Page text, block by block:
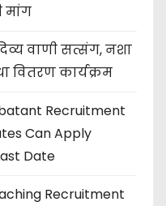
मांग
वाणी सत्संग, नशा
वितरण कार्यक्रम
Recruitment
Can Apply
Date
Recruitment